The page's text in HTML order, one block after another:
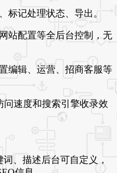
标记处理状态、导出。
站配置等全后台控制，无
编辑、运营、招商客服等
问速度和搜索引擎收录效
、描述后台可自定义，